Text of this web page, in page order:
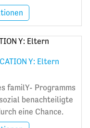
Y: Eltern
familY- Programms
benachteiligte
eine Chance.